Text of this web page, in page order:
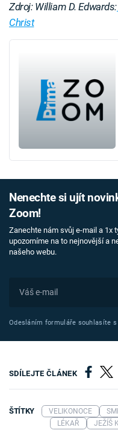
Zdroj: William D. Edwards:
Christ
Nenechte si ujít
Zoom!
Zanechte nám svůj e-mail a 1x
upozorníme na to nejnovější a
našeho webu.
Odesláním formuláře souhlasíte
SDÍLEJTE ČLÁNEK
ŠTÍTKY VELIKONOCE
LÉKAŘ
JEŽÍŠ